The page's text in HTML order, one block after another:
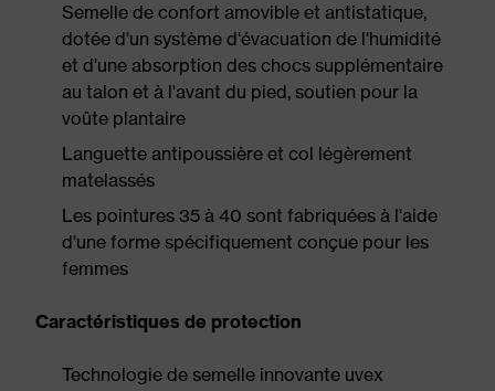
Semelle de confort amovible et antistatique,
dotée d'un système d'évacuation de l'humidité
et d'une absorption des chocs supplémentaire
au talon et à l'avant du pied, soutien pour la
voûte plantaire
Languette antipoussière et col légèrement
matelassés
Les pointures 35 à 40 sont fabriquées à l'aide
d'une forme spécifiquement conçue pour les
femmes
Caractéristiques de protection
Technologie de semelle innovante uvex